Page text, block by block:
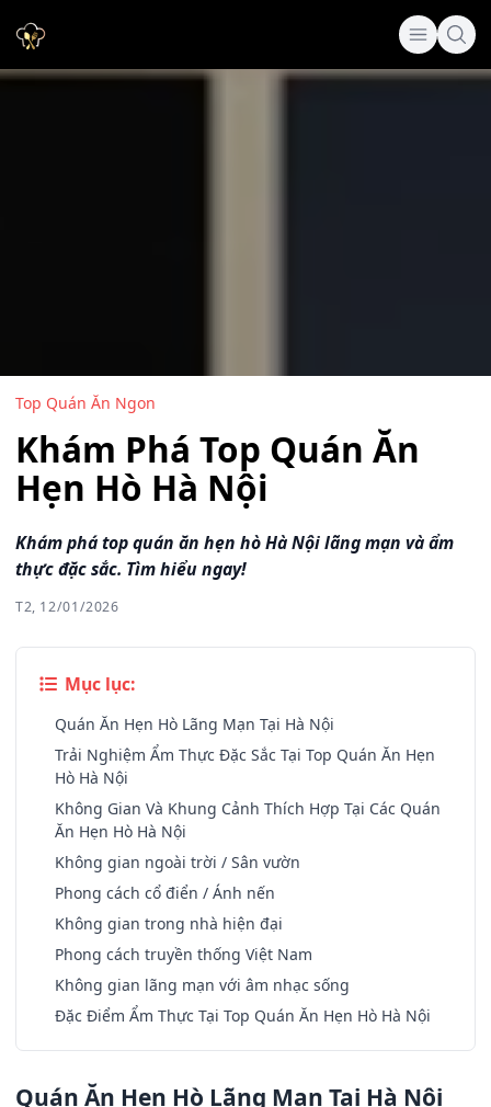
Top Quán Ăn Ngon
Khám Phá Top Quán Ăn
Hẹn Hò Hà Nội
Khám phá top quán ăn hẹn hò Hà Nội lãng mạn và ẩm
thực đặc sắc. Tìm hiểu ngay!
T2, 12/01/2026
Mục lục:
Quán Ăn Hẹn Hò Lãng Mạn Tại Hà Nội
Trải Nghiệm Ẩm Thực Đặc Sắc Tại Top Quán Ăn Hẹn
Hò Hà Nội
Không Gian Và Khung Cảnh Thích Hợp Tại Các Quán
Ăn Hẹn Hò Hà Nội
Không gian ngoài trời / Sân vườn
Phong cách cổ điển / Ánh nến
Không gian trong nhà hiện đại
Phong cách truyền thống Việt Nam
Không gian lãng mạn với âm nhạc sống
Đặc Điểm Ẩm Thực Tại Top Quán Ăn Hẹn Hò Hà Nội
Quán Ăn Hẹn Hò Lãng Mạn Tại Hà Nội